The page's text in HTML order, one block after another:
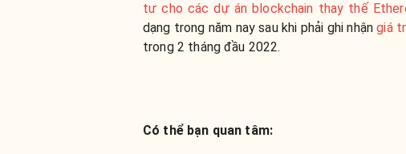
tư cho các dự án blockchain thay thế
dạng trong năm nay sau khi phải ghi nhận giá
trong 2 tháng đầu 2022.
Có thể bạn quan tâm: